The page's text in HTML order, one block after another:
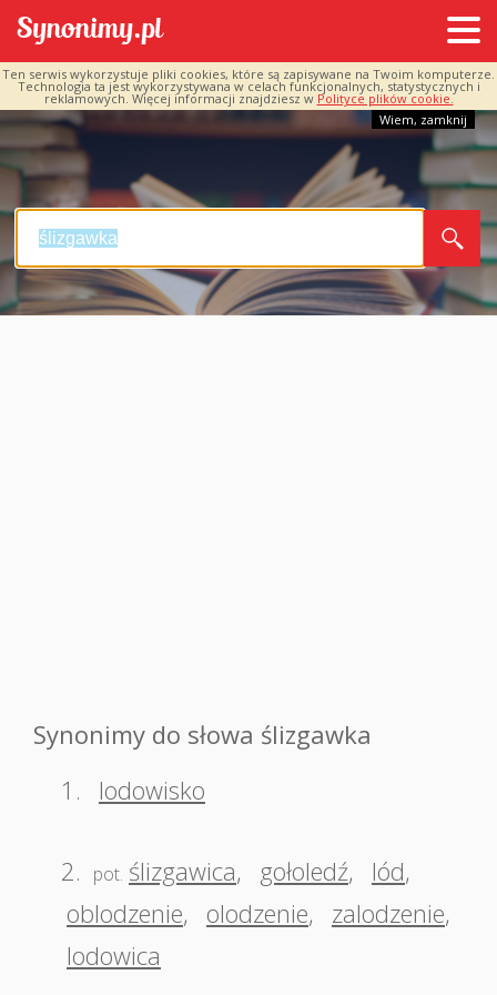
Ten serwis wykorzystuje pliki cookies, które są zapisywane na Twoim komputerze.
Technologia ta jest wykorzystywana w celach funkcjonalnych, statystycznych i
reklamowych. Więcej informacji znajdziesz w Polityce plików cookie.
Wiem, zamknij
Synonimy do słowa ślizgawka
1.
lodowisko
2. pot. ślizgawica, gołoledź, lód,
oblodzenie, olodzenie, zalodzenie,
lodowica